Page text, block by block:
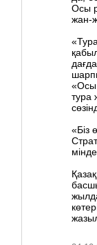
Осы
жан-
«Осы
тура
«Біз